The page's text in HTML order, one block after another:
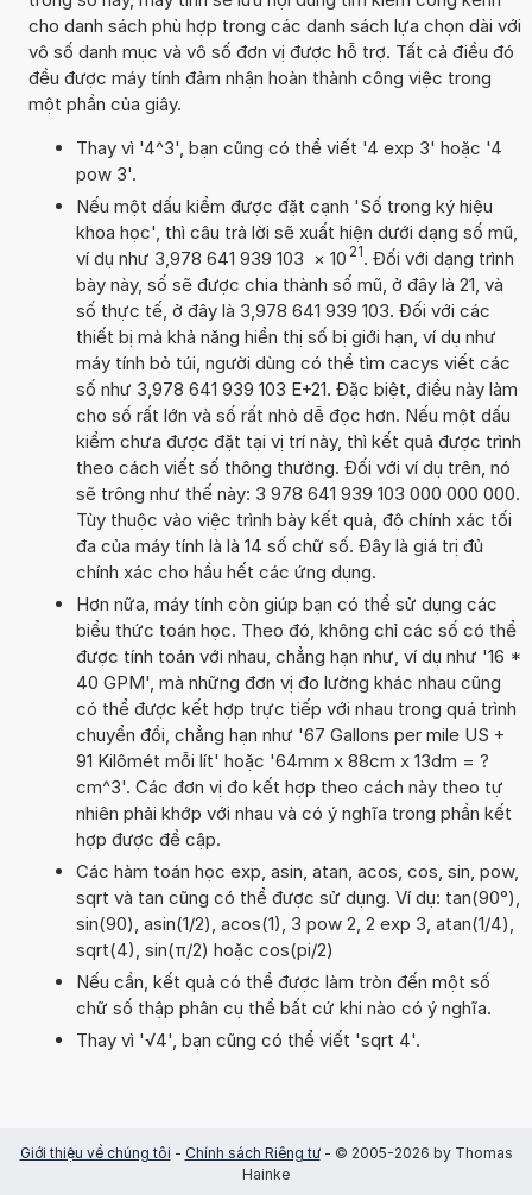
cho danh sách phù hợp trong các danh sách lựa chọn dài với
vô số danh mục và vô số đơn vị được hỗ trợ. Tất cả điều đó
đều được máy tính đảm nhận hoàn thành công việc trong
một phần của giây.
Thay vì '4^3', bạn cũng có thể viết '4 exp 3' hoặc '4
pow 3'.
Nếu một dấu kiểm được đặt cạnh 'Số trong ký hiệu
khoa học', thì câu trả lời sẽ xuất hiện dưới dạng số mũ,
ví dụ như 3,978 641 939 103 × 10 21. Đối với dạng trình
bày này, số sẽ được chia thành số mũ, ở đây là 21, và
số thực tế, ở đây là 3,978 641 939 103. Đối với các
thiết bị mà khả năng hiển thị số bị giới hạn, ví dụ như
máy tính bỏ túi, người dùng có thể tìm cacys viết các
số như 3,978 641 939 103 E+21. Đặc biệt, điều này làm
cho số rất lớn và số rất nhỏ dễ đọc hơn. Nếu một dấu
kiểm chưa được đặt tại vị trí này, thì kết quả được trình
theo cách viết số thông thường. Đối với ví dụ trên, nó
sẽ trông như thế này: 3 978 641 939 103 000 000 000.
Tùy thuộc vào việc trình bày kết quả, độ chính xác tối
đa của máy tính là là 14 số chữ số. Đây là giá trị đủ
chính xác cho hầu hết các ứng dụng.
Hơn nữa, máy tính còn giúp bạn có thể sử dụng các
biểu thức toán học. Theo đó, không chỉ các số có thể
được tính toán với nhau, chẳng hạn như, ví dụ như '16 *
40 GPM', mà những đơn vị đo lường khác nhau cũng
có thể được kết hợp trực tiếp với nhau trong quá trình
chuyển đổi, chẳng hạn như '67 Gallons per mile US +
91 Kilômét mỗi lít' hoặc '64mm x 88cm x 13dm = ?
cm^3'. Các đơn vị đo kết hợp theo cách này theo tự
nhiên phải khớp với nhau và có ý nghĩa trong phần kết
hợp được đề cập.
Các hàm toán học exp, asin, atan, acos, cos, sin, pow,
sqrt và tan cũng có thể được sử dụng. Ví dụ: tan(90°),
sin(90), asin(1/2), acos(1), 3 pow 2, 2 exp 3, atan(1/4),
sqrt(4), sin(π/2) hoặc cos(pi/2)
Nếu cần, kết quả có thể được làm tròn đến một số
chữ số thập phân cụ thể bất cứ khi nào có ý nghĩa.
Thay vì '√4', bạn cũng có thể viết 'sqrt 4'.
Giới thiệu về chúng tôi - Chính sách Riêng tư- © 2005-2026 by Thomas
Hainke